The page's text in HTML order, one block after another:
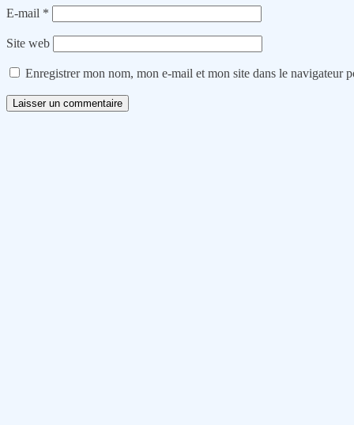
E-mail *
Site web
Enregistrer mon nom, mon e-mail et mon site dans le navigateur